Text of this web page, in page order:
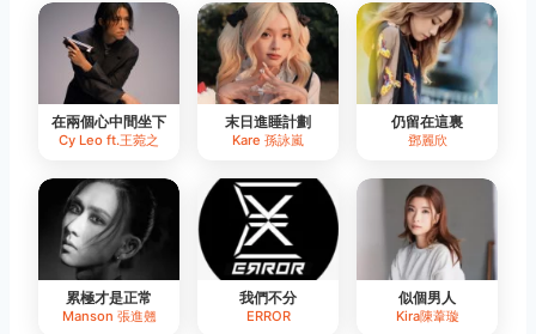
在兩個心中間坐下
Cy Leo ft.王菀之
末日進睡計劃
Kare 孫詠嵐
仍留在這裏
鄧麗欣
累極才是正常
Manson 張進翹
我們不分
ERROR
似個男人
Kira陳葦璇